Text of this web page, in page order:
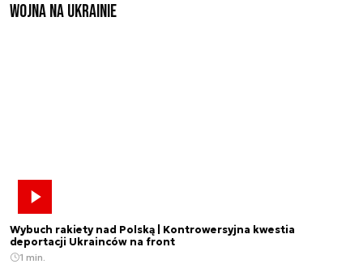
Wojna na Ukrainie
Wybuch rakiety nad Polską | Kontrowersyjna kwestia
deportacji Ukrainców na front
1 min.